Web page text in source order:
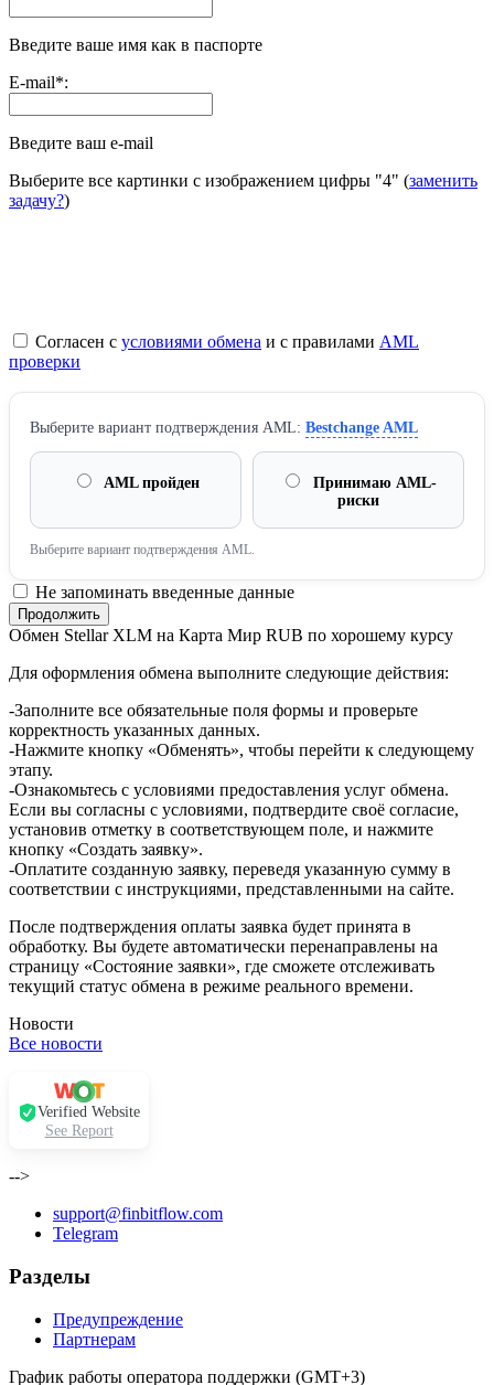
Введите ваше имя как в паспорте
E-mail*:
Введите ваш e-mail
Выберите все картинки с изображением цифры "4" (заменить
задачу?)
Согласен с условиями обмена и с правилами AML
проверки
Выберите вариант подтверждения AML: Bestchange AML
AML пройден
Принимаю AML-
риски
Выберите вариант подтверждения AML.
Не запоминать введенные данные
Обмен Stellar XLM на Карта Мир RUB по хорошему курсу
Для оформления обмена выполните следующие действия:
-Заполните все обязательные поля формы и проверьте
корректность указанных данных.
-Нажмите кнопку «Обменять», чтобы перейти к следующему
этапу.
-Ознакомьтесь с условиями предоставления услуг обмена.
Если вы согласны с условиями, подтвердите своё согласие,
установив отметку в соответствующем поле, и нажмите
кнопку «Создать заявку».
-Оплатите созданную заявку, переведя указанную сумму в
соответствии с инструкциями, представленными на сайте.
После подтверждения оплаты заявка будет принята в
обработку. Вы будете автоматически перенаправлены на
страницу «Состояние заявки», где сможете отслеживать
текущий статус обмена в режиме реального времени.
Новости
Все новости
Verified Website
See Report
-->
support@finbitflow.com
Telegram
Разделы
Предупреждение
Партнерам
График работы оператора поддержки (GMT+3)